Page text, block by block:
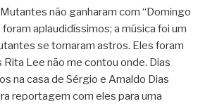
não ganharam com “Domingo
foram aplaudidíssimos; a música foi um
se tornaram astros. Eles foram
Rita Lee não me contou onde. Dias
na casa de Sérgio e Arnaldo Dias
reportagem com eles para uma